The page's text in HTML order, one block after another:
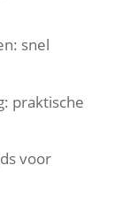
snel
praktische
voor